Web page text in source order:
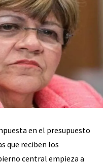
en el presupuesto
que reciben los
central empieza a